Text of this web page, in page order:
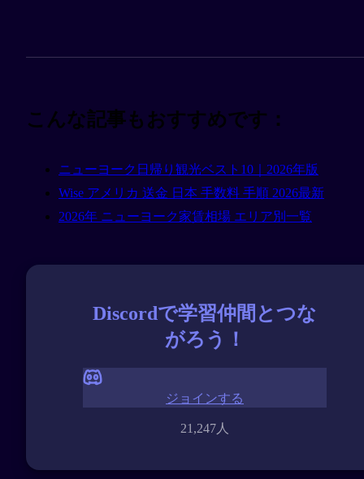
こんな記事もおすすめです：
ニューヨーク日帰り観光ベスト10｜2026年版
Wise アメリカ 送金 日本 手数料 手順 2026最新
2026年 ニューヨーク家賃相場 エリア別一覧
Discordで学習仲間とつな
がろう！
21,247人
ジョインする